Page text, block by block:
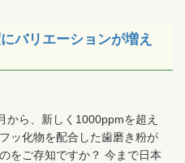
バリエーションが増え
から、新しく1000ppmを超え
ッ化物を配合した歯磨き粉が
をご存知ですか？ 今まで日本